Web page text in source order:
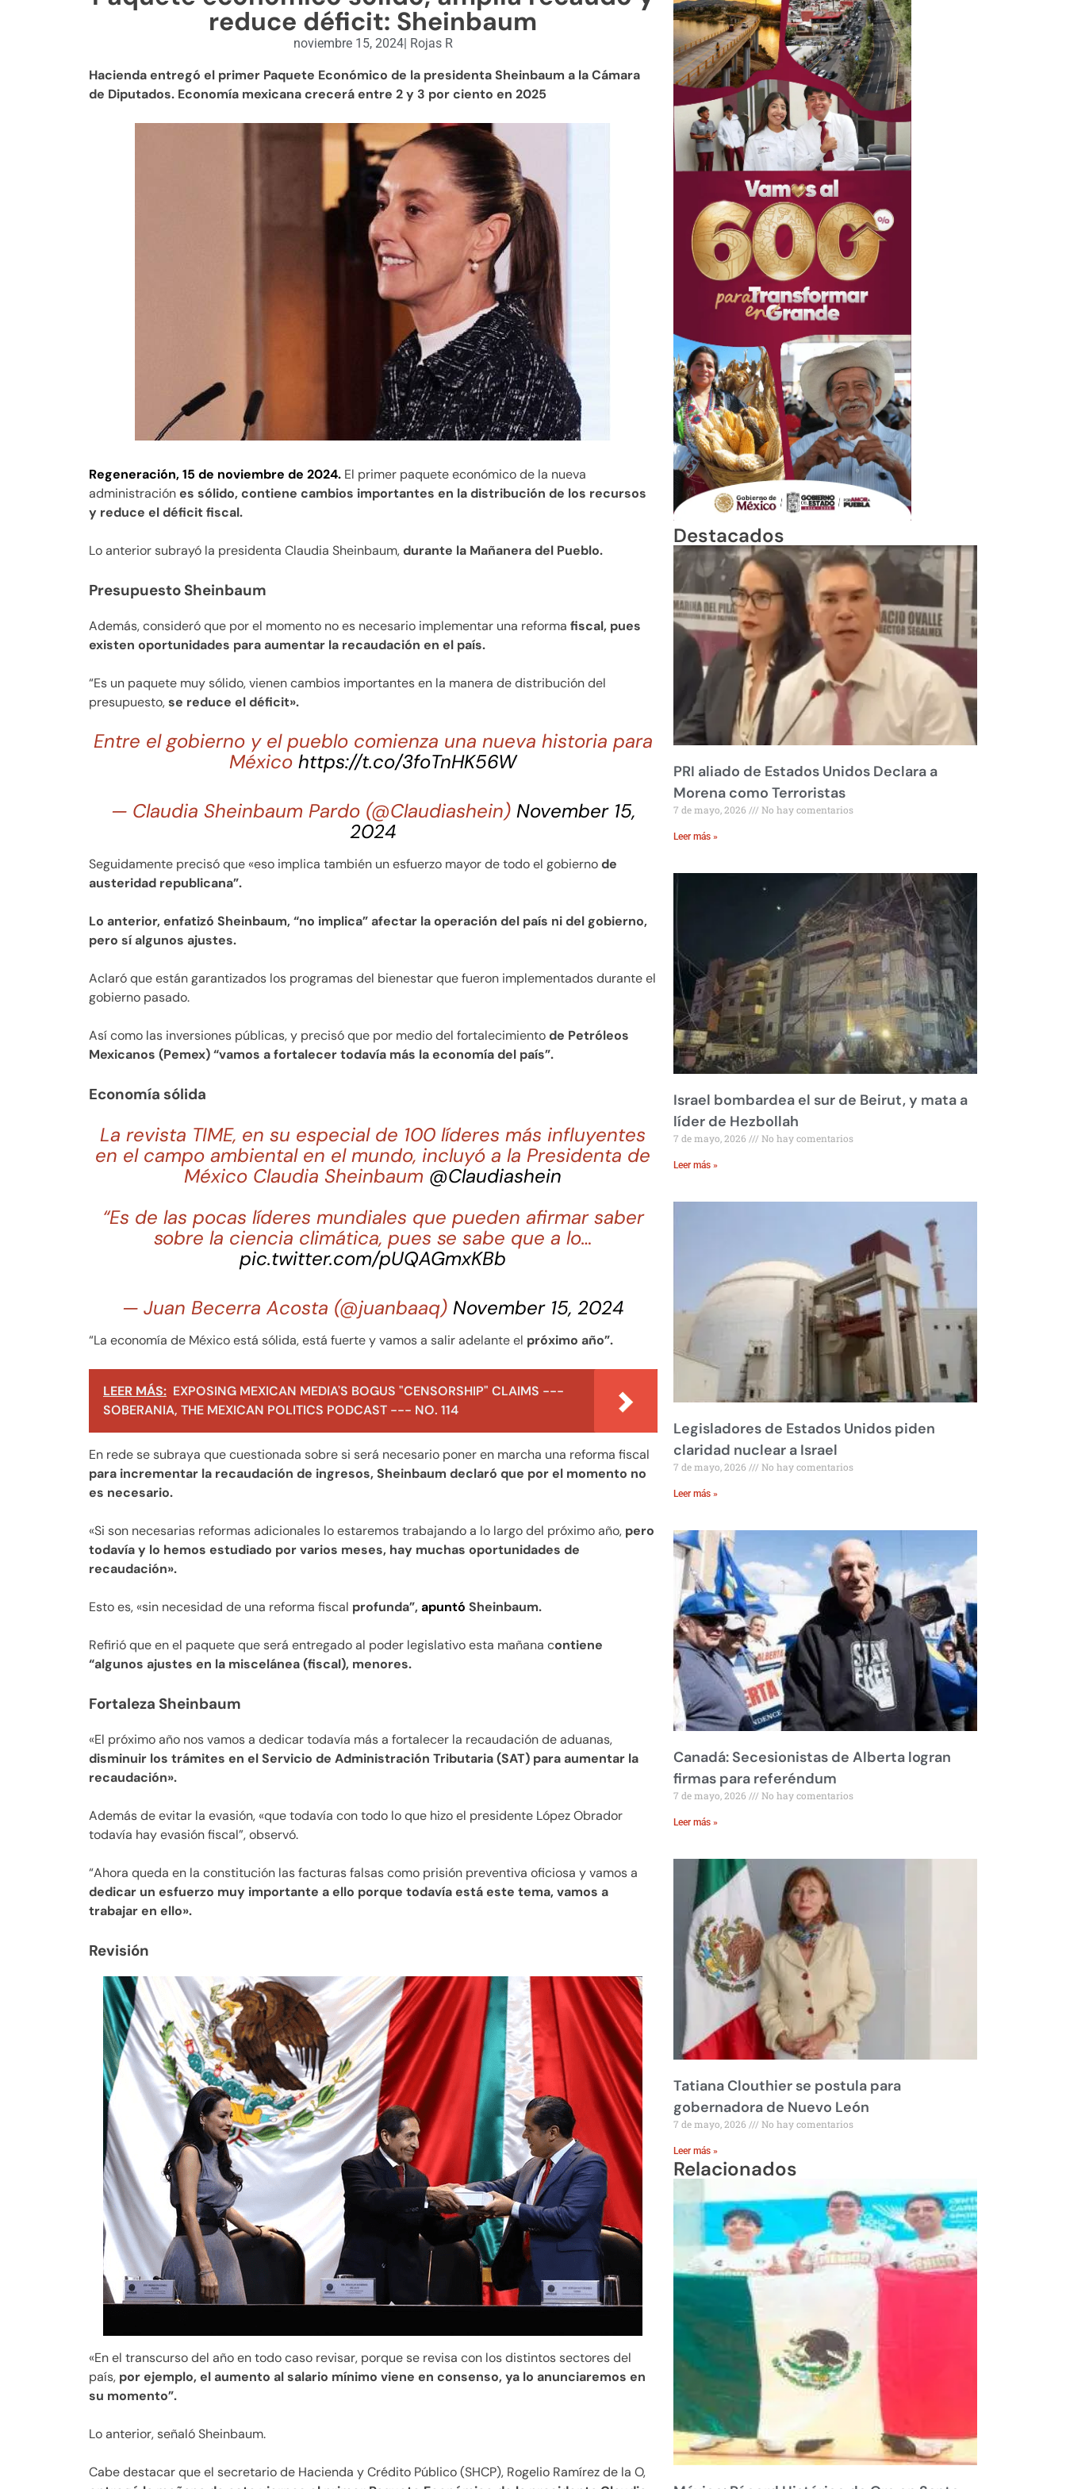
reduce déficit: Sheinbaum
noviembre 15, 2024| Rojas R
Hacienda entregó el primer Paquete Económico de la presidenta Sheinbaum a la Cámara
de Diputados. Economía mexicana crecerá entre 2 y 3 por ciento en 2025
Regeneración, 15 de noviembre de 2024. El primer paquete económico de la nueva
administraciónes sólido, contiene cambios importantes en la distribución de los recursos
y reduce el déficit fiscal.
Lo anterior subrayó la presidenta Claudia Sheinbaum,durante la Mañanera del Pueblo.
Presupuesto Sheinbaum
Además, consideró que por el momento no es necesario implementar una reforma fiscal, pues
existen oportunidades para aumentar la recaudación en el país.
“Es un paquete muy sólido, vienen cambios importantes en la manera de distribución del
presupuesto,se reduce el déficit».
Entre el gobierno y el pueblo comienza una nueva historia para
Méxicohttps://t.co/3foTnHK56W
— Claudia Sheinbaum Pardo (@Claudiashein) November 15,
2024
Seguidamente precisó que «eso implica también un esfuerzo mayor de todo el gobiernode
austeridad republicana”.
Lo anterior, enfatizó Sheinbaum, “no implica” afectar la operación del país ni del gobierno,
pero sí algunos ajustes.
Aclaró que están garantizados los programas del bienestar que fueron implementados durante el
gobierno pasado.
Así como las inversiones públicas, y precisó que por medio del fortalecimientode Petróleos
Mexicanos (Pemex) “vamos a fortalecer todavía más la economía del país”.
Economía sólida
La revista TIME, en su especial de 100 líderes más influyentes
en el campo ambiental en el mundo, incluyó a la Presidenta de
México Claudia Sheinbaum @Claudiashein
“Es de las pocas líderes mundiales que pueden afirmar saber
sobre la ciencia climática, pues se sabe que a lo…
pic.twitter.com/pUQAGmxKBb
— Juan Becerra Acosta (@juanbaaq) November 15, 2024
“La economía de México está sólida, está fuerte y vamos a salir adelante el próximo año”.
LEER MÁS: EXPOSING MEXICAN MEDIA'S BOGUS "CENSORSHIP" CLAIMS ---
SOBERANIA, THE MEXICAN POLITICS PODCAST --- NO. 114
En rede se subraya que cuestionada sobre si será necesario poner en marcha una reforma fiscal
para incrementar la recaudación de ingresos, Sheinbaum declaró que por el momento no
es necesario.
«Si son necesarias reformas adicionales lo estaremos trabajando a lo largo del próximo año, pero
todavía y lo hemos estudiado por varios meses, hay muchas oportunidades de
recaudación».
Esto es, «sin necesidad de una reforma fiscal profunda”, apuntó Sheinbaum.
Refirió que en el paquete que será entregado al poder legislativo esta mañana contiene
“algunos ajustes en la miscelánea (fiscal), menores.
Fortaleza Sheinbaum
«El próximo año nos vamos a dedicar todavía más a fortalecer la recaudación de aduanas,
disminuir los trámites en el Servicio de Administración Tributaria (SAT) para aumentar la
recaudación».
Además de evitar la evasión, «que todavía con todo lo que hizo el presidente López Obrador
todavía hay evasión fiscal”, observó.
“Ahora queda en la constitución las facturas falsas como prisión preventiva oficiosa y vamos a
dedicar un esfuerzo muy importante a ello porque todavía está este tema, vamos a
trabajar en ello».
Revisión
«En el transcurso del año en todo caso revisar, porque se revisa con los distintos sectores del
país, por ejemplo, el aumento al salario mínimo viene en consenso, ya lo anunciaremos en
su momento”.
Lo anterior, señaló Sheinbaum.
Cabe destacar que el secretario de Hacienda y Crédito Público (SHCP), Rogelio Ramírez de la O,
Destacados
PRI aliado de Estados Unidos Declara a
Morena como Terroristas
7 de mayo, 2026 No hay comentarios
Leer más »
Israel bombardea el sur de Beirut, y mata a
líder de Hezbollah
7 de mayo, 2026 No hay comentarios
Leer más »
Legisladores de Estados Unidos piden
claridad nuclear a Israel
7 de mayo, 2026 No hay comentarios
Leer más »
Canadá: Secesionistas de Alberta logran
firmas para referéndum
7 de mayo, 2026 No hay comentarios
Leer más »
Tatiana Clouthier se postula para
gobernadora de Nuevo León
7 de mayo, 2026 No hay comentarios
Leer más »
Relacionados